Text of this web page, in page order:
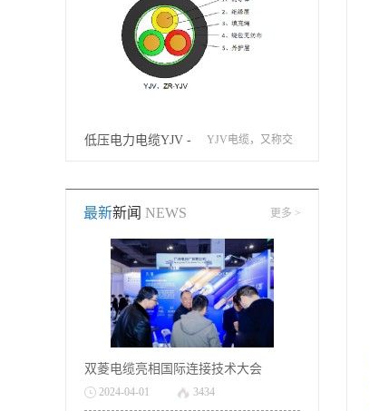
低压电力电缆YJV -
双菱电缆
YJV电缆，又称交
乙烯护套电力电
缆，低压电力电缆
YJV是广州电缆有
限公司生产最多的
电缆，也是最常用
最新新闻 NEWS 更多 >
双菱电缆亮相国际连接技术大会
2024-04-01 3434